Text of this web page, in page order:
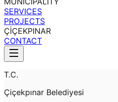
SERVICES
PROJECTS
ÇİÇEKPINAR
CONTACT
T.C.
Çiçekpınar Belediyesi